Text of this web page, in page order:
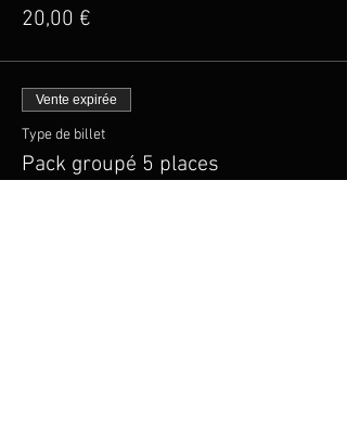
20,00 €
Vente expirée
Type de billet
Pack groupé 5 places